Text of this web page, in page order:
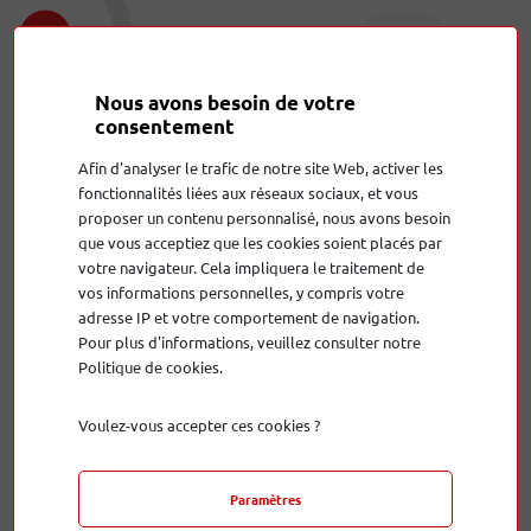
Réinitialisation du mot de passe
Réinitialiser le mot de passe de votre compte
Courriel
Réinitialiser
Nous avons besoin de votre
consentement
Afin d'analyser le trafic de notre site Web, activer les
fonctionnalités liées aux réseaux sociaux, et vous
proposer un contenu personnalisé, nous avons besoin
que vous acceptiez que les cookies soient placés par
votre navigateur. Cela impliquera le traitement de
vos informations personnelles, y compris votre
adresse IP et votre comportement de navigation.
Pour plus d'informations, veuillez consulter notre
Politique de cookies.
Voulez-vous accepter ces cookies ?
Paramètres